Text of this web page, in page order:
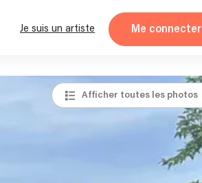
Je suis un artiste Me connecter
Afficher toutes les photos